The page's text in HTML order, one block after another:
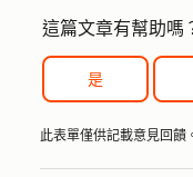
這篇文章有幫助嗎
是
此表單僅供記載意見回饋